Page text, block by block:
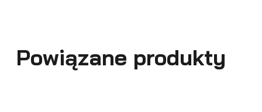
Powiązane produkty